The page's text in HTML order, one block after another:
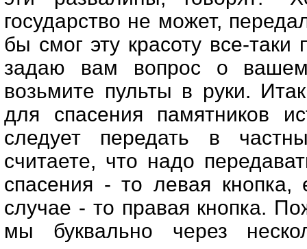
государство не может,
бы смог эту красоту все-
задаю вам вопрос о
возьмите пульты в руки.
для спасения памятников
следует передать в
считаете, что надо
спасения - то левая
случае - то правая кнопка.
мы буквально через